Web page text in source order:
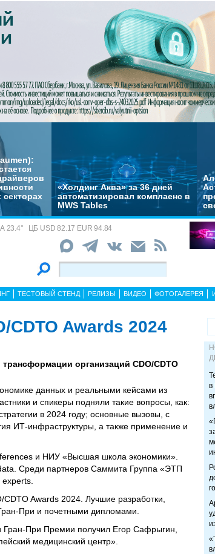
секторах
«Холдинг Аква» за 36 дней
автоматизировал комплаенс в
MWS Tables
23.4° ЦБ USD 82.17 EUR 94.84
ТЕСТОВЫЙ СТЕНД РЕЛИЗЫ ВИДЕО ФОТОГАЛЕРЕЯ
Awards 2024
организаций CDO/CDTO
данных и реальными кейсами из
и спикеры подняли такие вопросы, как:
в 2024 году; основные вызовы, с
ИТ-инфраструктуры, а также применение и
и НИУ «Высшая школа экономики».
Среди партнеров Саммита Группа «ЭТП
Awards 2024. Лучшие разработки,
При и почетными дипломами.
Гран-При Премии получил Егор Сафрыгин,
медицинский центр».
в